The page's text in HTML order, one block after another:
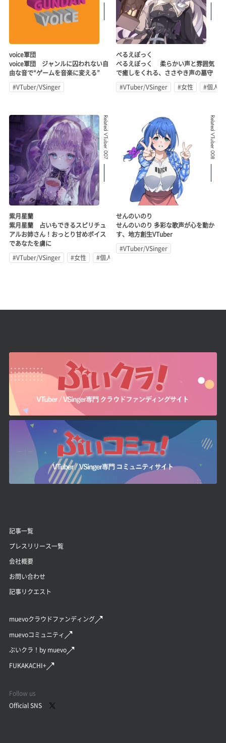
voice軍団
voice軍団 ジャンルに囚われない自
由な音で“ゲームを音楽に変える”
#VTuber/VSinger
べるえぽっく
べるえぽっく 柔らかい声と雰囲気
で癒しをくれる、ささやき声の墓守
#VTuber/VSinger
#女性 #個人勢
Related VTuber 007
紫月星蘭
紫月星蘭 占いもできるスピリチュ
アルお姉さん！おっとり甘めボイス
であなたを虜に
#VTuber/VSinger
#女性 #個人勢
Related VTuber 008
せんのいのり
せんのいのり 多彩な歌声が心を動か
す、地方創生VTuber
#VTuber/VSinger
記事一覧
プレスリリース一覧
会社概要
お問い合わせ
記事リクエスト
muevoクラウドファンディング
muevoコミュニティ
ぶいクラ！by muevo
FUKAKACHI+
Follow us
Official SNS